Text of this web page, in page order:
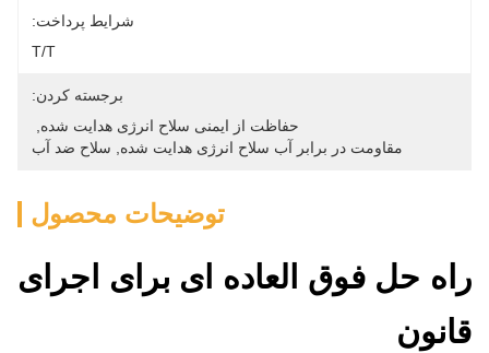
شرایط پرداخت:
T/T
برجسته کردن:
حفاظت از ایمنی سلاح انرژی هدایت شده
مقاومت در برابر آب سلاح انرژی هدایت شده
سلاح ضد آب
توضیحات محصول
راه حل فوق العاده ای برای اجرای
قانون